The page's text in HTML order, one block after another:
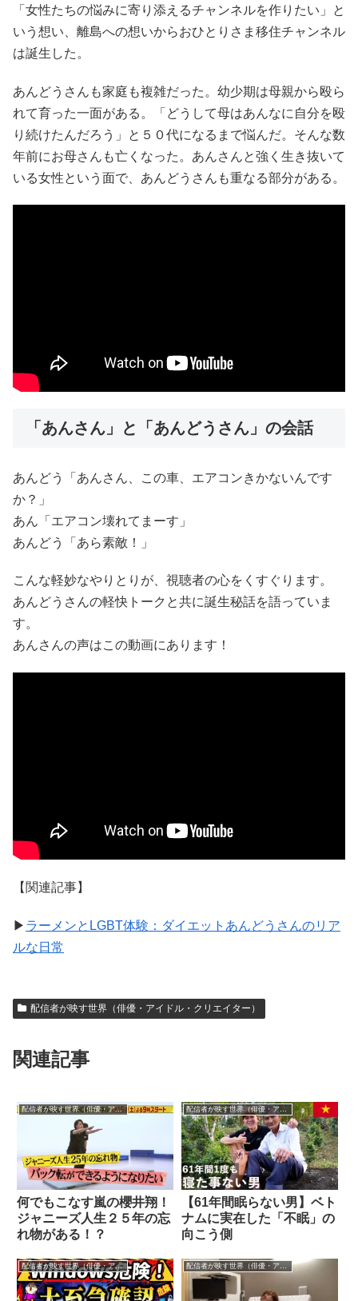
「女性たちの悩みに寄り添えるチャンネルを作りたい」と
いう想い、離島への想いからおひとりさま移住チャンネル
は誕生した。
あんどうさんも家庭も複雑だった。幼少期は母親から殴ら
れて育った一面がある。「どうして母はあんなに自分を殴
り続けたんだろう」と５０代になるまで悩んだ。そんな数
年前にお母さんも亡くなった。あんさんと強く生き抜いて
いる女性という面で、あんどうさんも重なる部分がある。
「あんさん」と「あんどうさん」の会話
あんどう「あんさん、この車、エアコンきかないんです
か？」
あん「エアコン壊れてまーす」
あんどう「あら素敵！」
こんな軽妙なやりとりが、視聴者の心をくすぐります。
あんどうさんの軽快トークと共に誕生秘話を語っていま
す。
あんさんの声はこの動画にあります！
【関連記事】
▶ ラーメンとLGBT体験：ダイエットあんどうさんのリア
ルな日常
配信者が映す世界（俳優・アイドル・クリエイター）
関連記事
配信者が映す世界（俳優・アイドル・クリエイター）
何でもこなす嵐の櫻井翔！
ジャニーズ人生２５年の忘
れ物がある！？
配信者が映す世界（俳優・アイドル・クリエイター）
【61年間眠らない男】ベト
ナムに実在した「不眠」の
向こう側
配信者が映す世界（俳優・アイドル・クリエイター）